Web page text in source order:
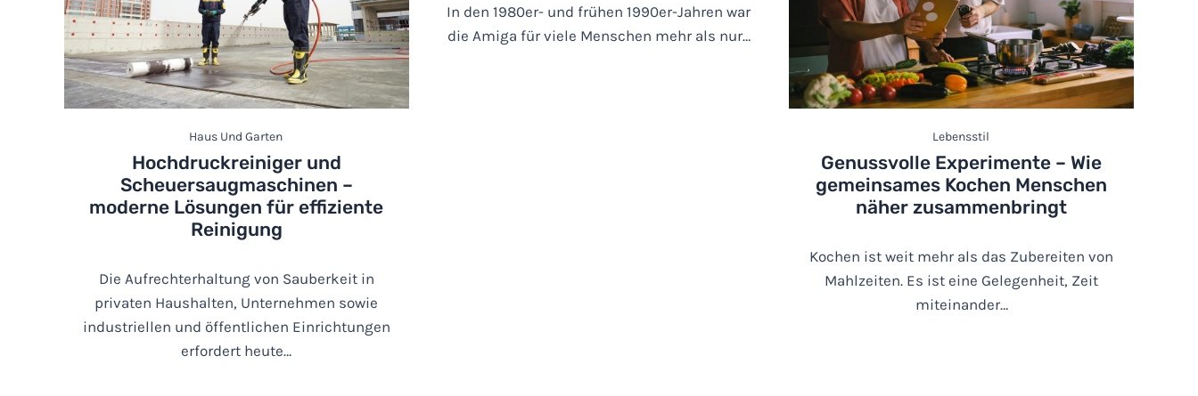
Haus Und Garten
Hochdruckreiniger und
Scheuersaugmaschinen –
moderne Lösungen für effiziente
Reinigung
Die Aufrechterhaltung von Sauberkeit in
privaten Haushalten, Unternehmen sowie
industriellen und öffentlichen Einrichtungen
erfordert heute…
In den 1980er- und frühen 1990er-Jahren war
die Amiga für viele Menschen mehr als nur…
Lebensstil
Genussvolle Experimente – Wie
gemeinsames Kochen Menschen
näher zusammenbringt
Kochen ist weit mehr als das Zubereiten von
Mahlzeiten. Es ist eine Gelegenheit, Zeit
miteinander…